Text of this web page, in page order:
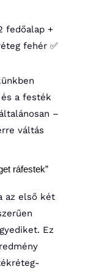
fedőalap +
fehér ✅
a festék
–
váltás
ráfestek”
az első két
Ez